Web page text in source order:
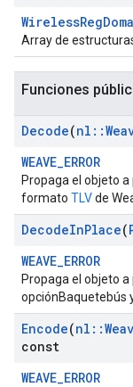
Array de
Funciones
Decode(nl ::
WEAVE_ERROR
Propaga el objeto
formato TLVde
DecodeInPlace(
WEAVE_ERROR
Propaga el objeto
opciónBaquetebús
Encode(nl ::
const
WEAVE_ERROR